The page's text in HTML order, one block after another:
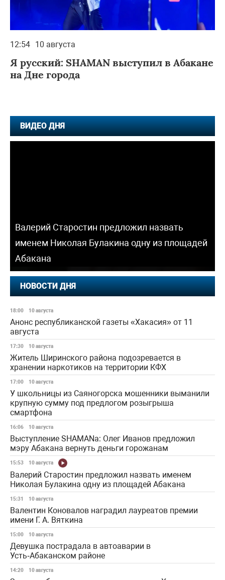
12:54 10 августа
Я русский: SHAMAN выступил в Абакане
на Дне города
ВИДЕО ДНЯ
Валерий Старостин предложил назвать
именем Николая Булакина одну из площадей
Абакана
НОВОСТИ ДНЯ
18:00 10 августа
Анонс республиканской газеты «Хакасия» от 11
августа
17:30 10 августа
Житель Ширинского района подозревается в
хранении наркотиков на территории КФХ
17:00 10 августа
У школьницы из Саяногорска мошенники выманили
крупную сумму под предлогом розыгрыша
смартфона
16:06 10 августа
Выступление SHAMANa: Олег Иванов предложил
мэру Абакана вернуть деньги горожанам
15:53 10 августа
Валерий Старостин предложил назвать именем
Николая Булакина одну из площадей Абакана
15:31 10 августа
Валентин Коновалов наградил лауреатов премии
имени Г. А. Вяткина
15:00 10 августа
Девушка пострадала в автоаварии в
Усть‑Абаканском районе
14:20 10 августа